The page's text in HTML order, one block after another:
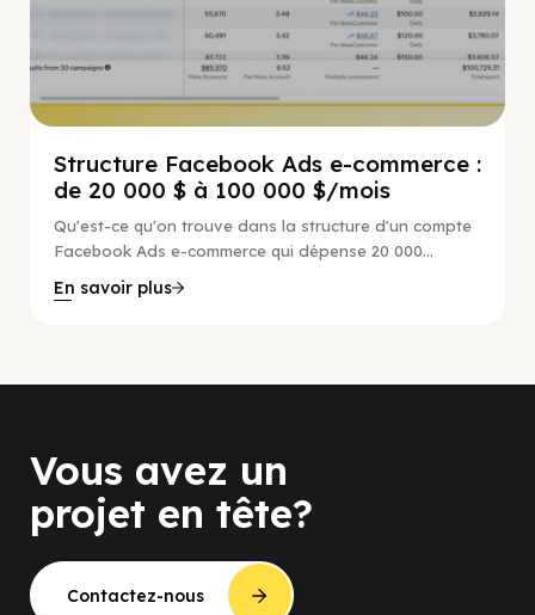
Structure Facebook Ads e-commerce :
de 20 000 $ à 100 000 $/mois
Qu'est-ce qu'on trouve dans la structure d'un compte
Facebook Ads e-commerce qui dépense 20 000...
En savoir plus
Vous avez un
projet en tête?
Contactez-nous